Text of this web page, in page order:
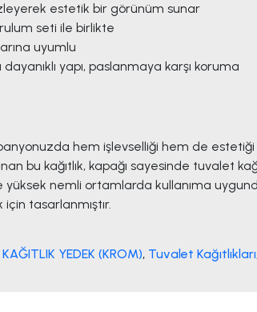
estetik bir görünüm sunar
seti ile birlikte
uyumlu
dayanıklı yapı, paslanmaya karşı koruma
banyonuzda hem işlevselliği hem de
bu kağıtlık, kapağı sayesinde tuvalet
yüksek nemli ortamlarda kullanıma
tasarlanmıştır.
YEDEK (KROM), Tuvalet Kağıtlıkları